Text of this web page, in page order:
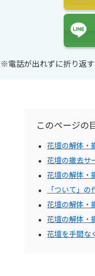
※電話が出れずに折り返
このページの
花壇の解体・
花壇の撤去サ
花壇の解体・
「ついて」
花壇の解体・
花壇の解体・
花壇を手間な